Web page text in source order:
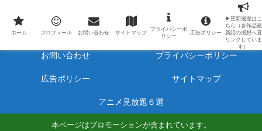
最新アニメのあらすじと感想をネタバレ有りで毎日更新しています。
ホーム プロフィール
お問い合わせ プライバシーポリシー
広告ポリシー サイトマップ
アニメ見放題６選
本ページはプロモーションが含まれています。
ホーム プロフィール お問い合わせ サイトマップ
プライバシーポ
リシー
広告ポリシー
▶更新履歴はこ
ちら（各作品最
新話の感想へ直
リンクしていま
す）